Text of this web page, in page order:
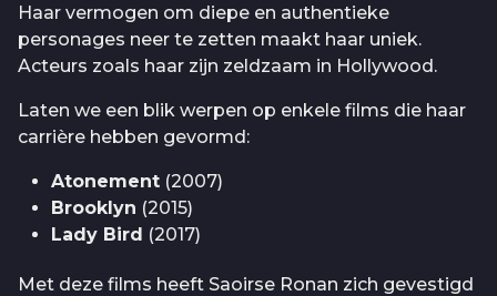
Haar vermogen om diepe en authentieke
personages neer te zetten maakt haar uniek.
Acteurs zoals haar zijn zeldzaam in Hollywood.
Laten we een blik werpen op enkele films die haar
carrière hebben gevormd:
Atonement (2007)
Brooklyn (2015)
Lady Bird (2017)
Met deze films heeft Saoirse Ronan zich gevestigd